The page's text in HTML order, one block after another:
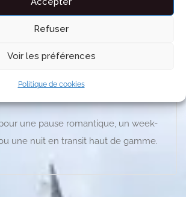
Refuser
Voir les préférences
Politique de cookies
détendre après une journée bien
chambre en mezzanine cosy vous
confortable et ambiance
une pause romantique, un week-
une nuit en transit haut de gamme.